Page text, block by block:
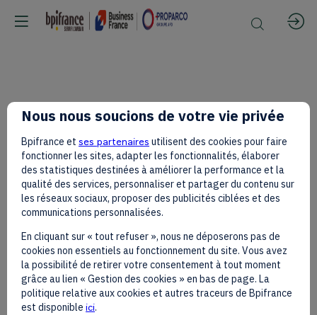
À
la
conquête
du
Nous nous soucions de votre vie privée
Bpifrance et ses partenaires utilisent des cookies pour faire
fonctionner les sites, adapter les fonctionnalités, élaborer
des statistiques destinées à améliorer la performance et la
qualité des services, personnaliser et partager du contenu sur
les réseaux sociaux, proposer des publicités ciblées et des
communications personnalisées.
En cliquant sur « tout refuser », nous ne déposerons pas de
cookies non essentiels au fonctionnement du site. Vous avez
la possibilité de retirer votre consentement à tout moment
grâce au lien « Gestion des cookies » en bas de page. La
politique relative aux cookies et autres traceurs de Bpifrance
est disponible ici.